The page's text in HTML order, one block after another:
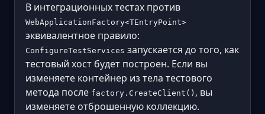
В интеграционных тестах против
WebApplicationFactory<TEntryPoint>
эквивалентное правило:
ConfigureTestServices запускается до того, как
тестовый хост будет построен. Если вы
изменяете контейнер из тела тестового
метода после factory.CreateClient() , вы
изменяете отброшенную коллекцию.